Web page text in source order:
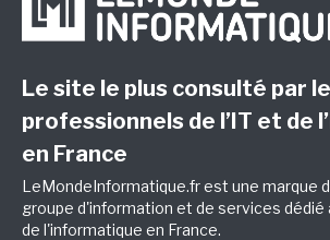
Le site le plus consulté par
professionnels de l’IT et de
en France
LeMondeInformatique.fr est une marque
groupe d'information et de services dédié
de l'informatique en France.